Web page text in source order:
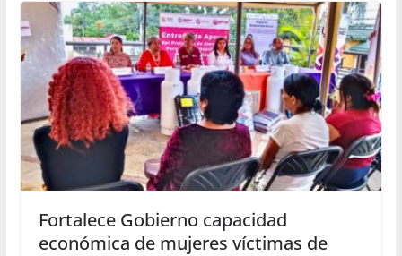
Fortalece Gobierno capacidad
económica de mujeres víctimas de